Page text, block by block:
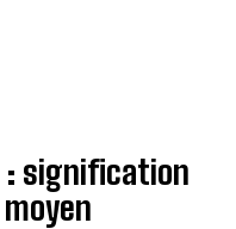
: signification